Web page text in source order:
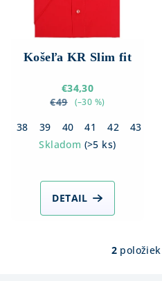
Košeľa KR Slim fit
€34,30
€49
(–30 %)
38 39 40 41 42 43
Skladom (>5 ks)
DETAIL
2